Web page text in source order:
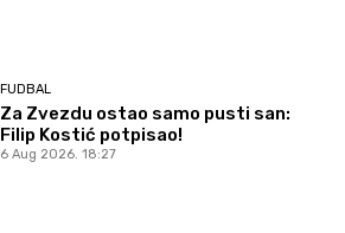
FUDBAL
Za Zvezdu ostao samo pusti san:
Filip Kostić potpisao!
6 Aug 2026. 18:27